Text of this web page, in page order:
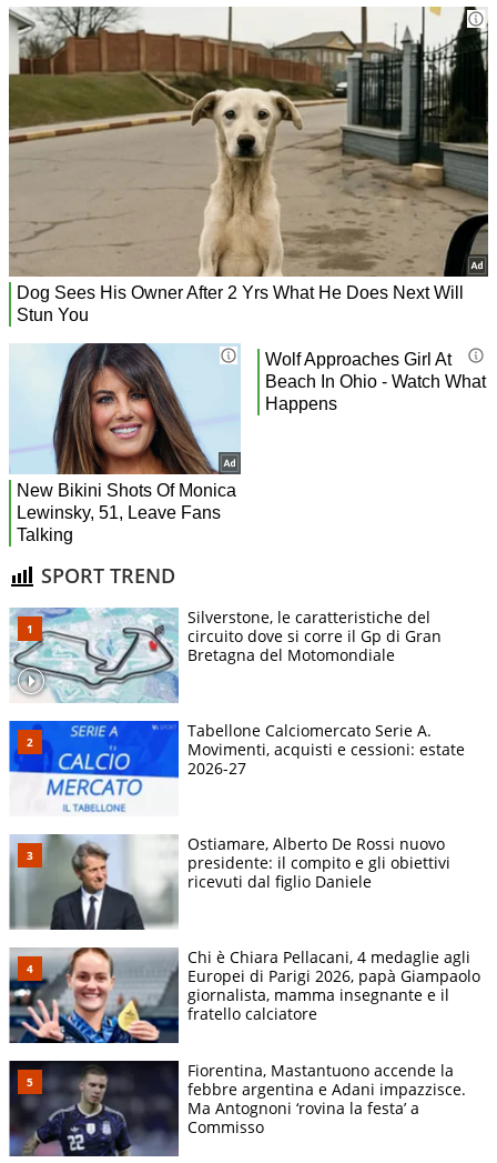
SPORT TREND
Silverstone, le caratteristiche del
circuito dove si corre il Gp di Gran
Bretagna del Motomondiale
Tabellone Calciomercato Serie A.
Movimenti, acquisti e cessioni: estate
2026-27
Ostiamare, Alberto De Rossi nuovo
presidente: il compito e gli obiettivi
ricevuti dal figlio Daniele
Chi è Chiara Pellacani, 4 medaglie agli
Europei di Parigi 2026, papà Giampaolo
giornalista, mamma insegnante e il
fratello calciatore
Fiorentina, Mastantuono accende la
febbre argentina e Adani impazzisce.
Ma Antognoni ‘rovina la festa’ a
Commisso